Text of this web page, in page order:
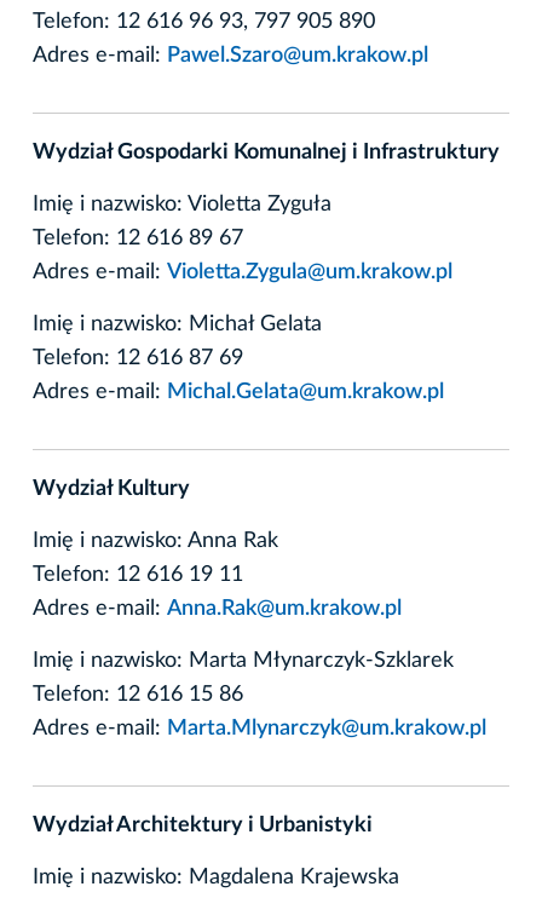
Telefon: 12 616 96 93, 797 905 890
Adres e-mail: Pawel.Szaro@um.krakow.pl
Wydział Gospodarki Komunalnej i Infrastruktury
Imię i nazwisko: Violetta Zyguła
Telefon: 12 616 89 67
Adres e-mail: Violetta.Zygula@um.krakow.pl
Imię i nazwisko: Michał Gelata
Telefon: 12 616 87 69
Adres e-mail: Michal.Gelata@um.krakow.pl
Wydział Kultury
Imię i nazwisko: Anna Rak
Telefon: 12 616 19 11
Adres e-mail: Anna.Rak@um.krakow.pl
Imię i nazwisko: Marta Młynarczyk-Szklarek
Telefon: 12 616 15 86
Adres e-mail: Marta.Mlynarczyk@um.krakow.pl
Wydział Architektury i Urbanistyki
Imię i nazwisko: Magdalena Krajewska